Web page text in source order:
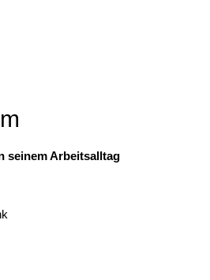
seinem Arbeitsalltag